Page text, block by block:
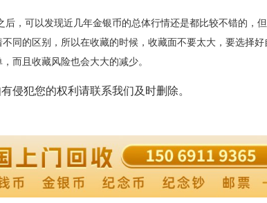
可以发现近几年金银币的总体行情还是都比较不错的，但
同的区别，所以在收藏的时候，收藏面不要太大，要选择
而且收藏风险也会大大的减少。
侵犯您的权利请联系我们及时删除。